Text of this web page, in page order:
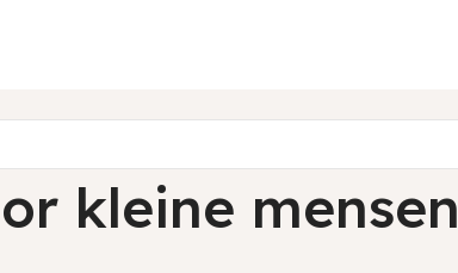
kleine mensen